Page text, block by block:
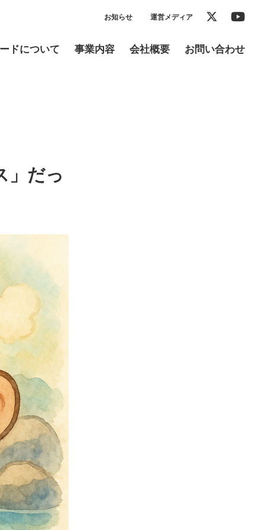
お知らせ 運営メディア
ドについて 事業内容 会社概要 お問い合わせ
」だっ